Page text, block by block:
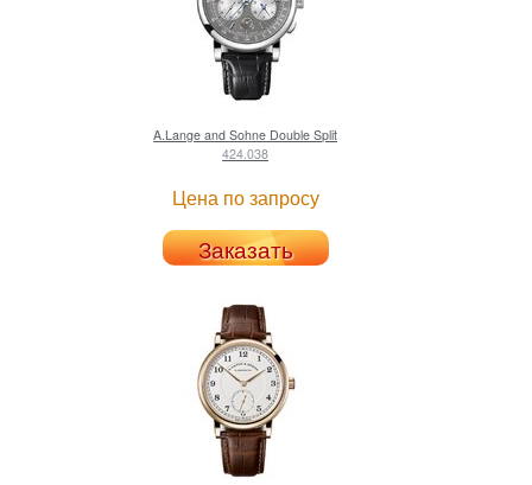
A.Lange and Sohne Double Split
424.038
Цена по запросу
Заказать